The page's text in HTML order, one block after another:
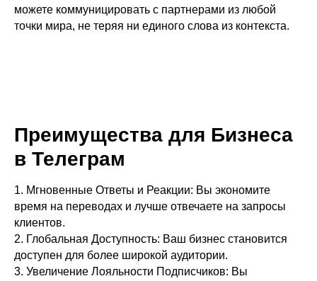
можете коммуницировать с партнерами из любой
точки мира, не теряя ни единого слова из контекста.
Преимущества для Бизнеса
в Телеграм
1. Мгновенные Ответы и Реакции: Вы экономите
время на переводах и лучше отвечаете на запросы
клиентов.
2. Глобальная Доступность: Ваш бизнес становится
доступен для более широкой аудитории.
3. Увеличение Лояльности Подписчиков: Вы